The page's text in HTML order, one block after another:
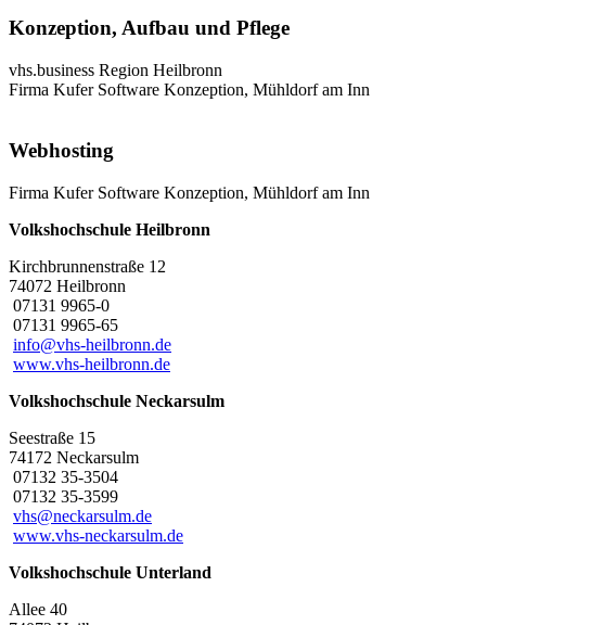
Konzeption, Aufbau und Pflege
vhs.business Region Heilbronn
Firma Kufer Software Konzeption, Mühldorf am Inn
Webhosting
Firma Kufer Software Konzeption, Mühldorf am Inn
Volkshochschule Heilbronn
Kirchbrunnenstraße 12
74072 Heilbronn
07131 9965-0
07131 9965-65
info@vhs-heilbronn.de
www.vhs-heilbronn.de
Volkshochschule Neckarsulm
Seestraße 15
74172 Neckarsulm
07132 35-3504
07132 35-3599
vhs@neckarsulm.de
www.vhs-neckarsulm.de
Volkshochschule Unterland
Allee 40